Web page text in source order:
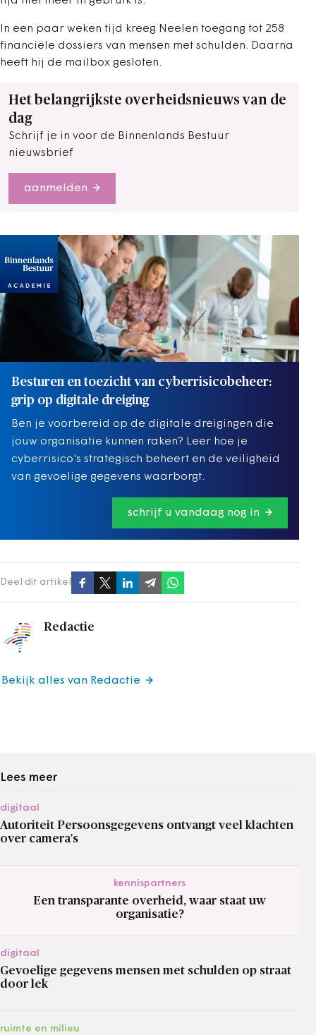
In een paar weken tijd kreeg Neelen toegang tot 258
financiële dossiers van mensen met schulden. Daarna
heeft hij de mailbox gesloten.
Het belangrijkste overheidsnieuws van de
dag
Schrijf je in voor de Binnenlands Bestuur
nieuwsbrief
aanmelden
Besturen en toezicht van cyberrisicobeheer:
grip op digitale dreiging
Ben je voorbereid op de digitale dreigingen die
jouw organisatie kunnen raken? Leer hoe je
cyberrisico's strategisch beheert en de veiligheid
van gevoelige gegevens waarborgt.
schrijf u vandaag nog in
Deel dit artikel
Redactie
Bekijk alles van Redactie
Lees meer
digitaal
Autoriteit Persoonsgegevens ontvangt veel klachten
over camera's
kennispartners
Een transparante overheid, waar staat uw
organisatie?
digitaal
Gevoelige gegevens mensen met schulden op straat
door lek
ruimte en milieu